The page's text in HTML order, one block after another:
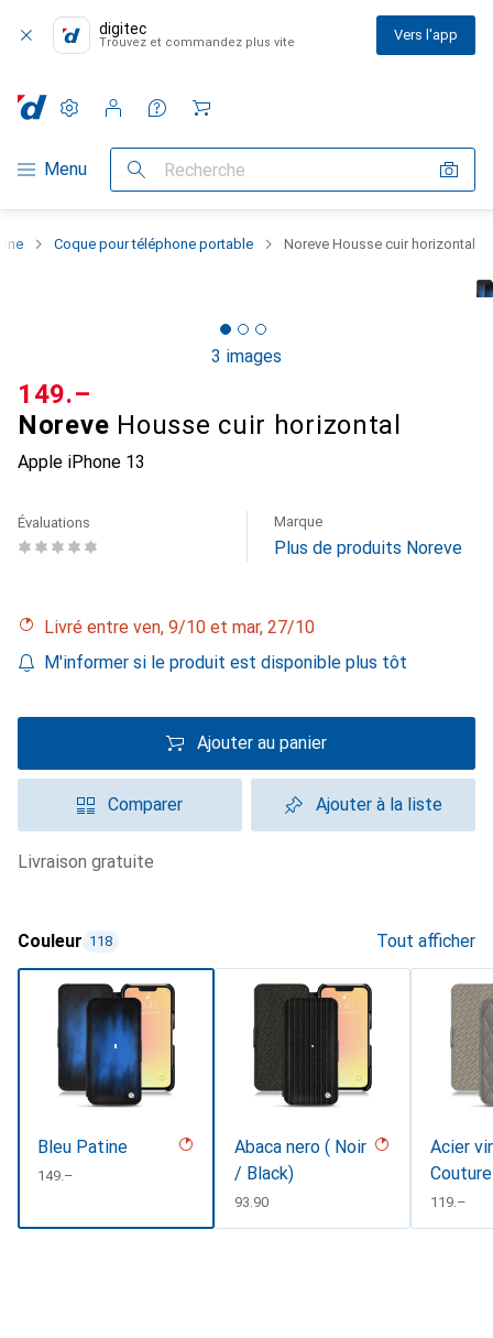
digitec
Trouvez et commandez plus vite Vers l'app
Navigation par catégorie
Menu Recherche
Paramètres
Compte client
Listes de comparaison
Listes d'envies
Panier
Coque pour téléphone portable Noreve Housse cuir horizontal
3 images
Noreve Housse cuir horizontal
Apple iPhone 13
CHF
149.–
Évaluations Marque
Plus de produits Noreve
Livré entre ven, 9/10 et mar, 27/10
M'informer si le produit est disponible plus tôt
Ajouter au panier
Comparer Ajouter à la liste
livraison gratuite
Couleur 118 Tout afficher
Bleu Patine
CHF
149.–
Abaca nero ( Noir
/ Black)
CHF
93.90
Acier
Couture
CHF
119.–